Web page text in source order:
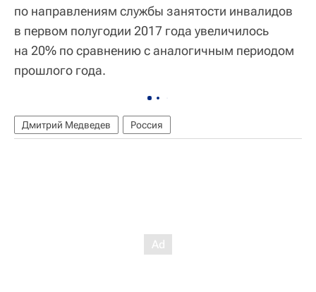
по направлениям службы занятости инвалидов
в первом полугодии 2017 года увеличилось
на 20% по сравнению с аналогичным периодом
прошлого года.
Дмитрий Медведев Россия